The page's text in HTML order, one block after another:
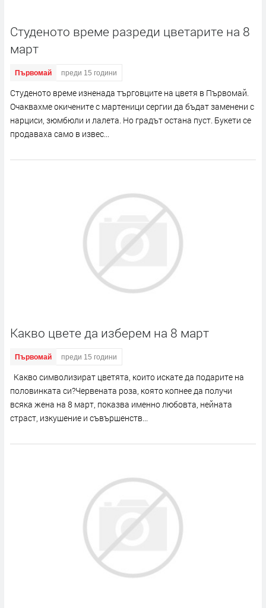
Студеното време разреди цветарите на 8
март
Първомай преди 15 години
Студеното време изненада търговците на цветя в Първомай.
Очаквахме окичените с мартеници сергии да бъдат заменени с
нарциси, зюмбюли и лалета. Но градът остана пуст. Букети се
продаваха само в извес...
Какво цвете да изберем на 8 март
Първомай преди 15 години
Какво символизират цветята, които искате да подарите на
половинката си?Червената роза, която копнее да получи
всяка жена на 8 март, показва именно любовта, нейната
страст, изкушение и съвършенств...